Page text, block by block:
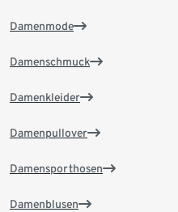
Damenmode
Damenschmuck
Damenkleider
Damenpullover
Damensporthosen
Damenblusen